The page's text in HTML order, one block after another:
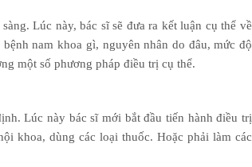
Lúc này, bác sĩ sẽ đưa ra kết luận cụ thể về
nam khoa gì, nguyên nhân do đâu, mức độ
một số phương pháp điều trị cụ thể.
Lúc này bác sĩ mới bắt đầu tiến hành điều trị
khoa, dùng các loại thuốc. Hoặc phải làm các